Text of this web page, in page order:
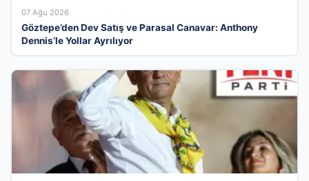
07 Ağu 2026
Göztepe’den Dev Satış ve Parasal Canavar: Anthony
Dennis’le Yollar Ayrılıyor